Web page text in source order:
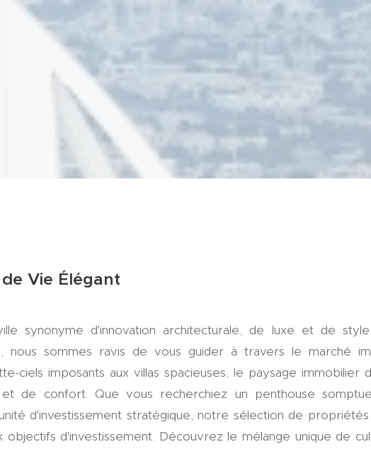
Vie Élégant
synonyme d'innovation architecturale, de luxe et de
nous sommes ravis de vous guider à travers le marché
ciels imposants aux villas spacieuses, le paysage immobilier
de confort. Que vous recherchiez un penthouse
d'investissement stratégique, notre sélection de propriétés
d'investissement. Découvrez le mélange unique de